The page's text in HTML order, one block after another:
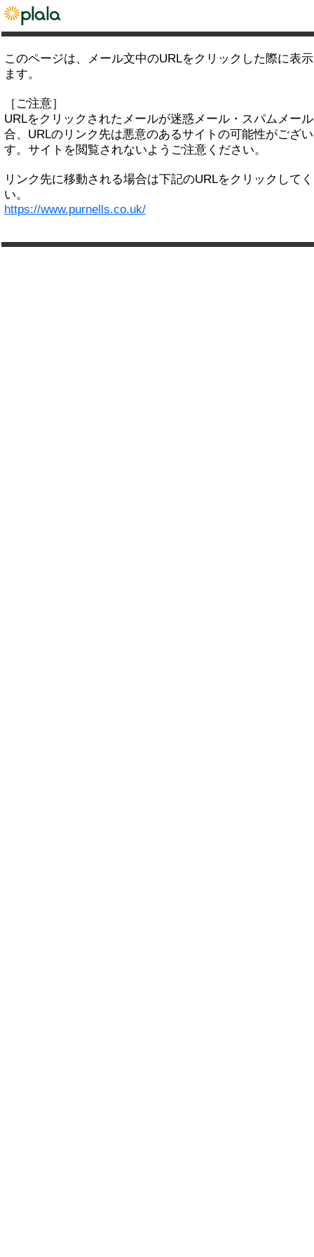
このページは、メール文中のURLをクリックした際に表
ます。
［ご注意］
URLをクリックされたメールが迷惑メール・スパムメー
合、URLのリンク先は悪意のあるサイトの可能性がござ
す。サイトを閲覧されないようご注意ください。
リンク先に移動される場合は下記のURLをクリックして
い。
https://www.purnells.co.uk/